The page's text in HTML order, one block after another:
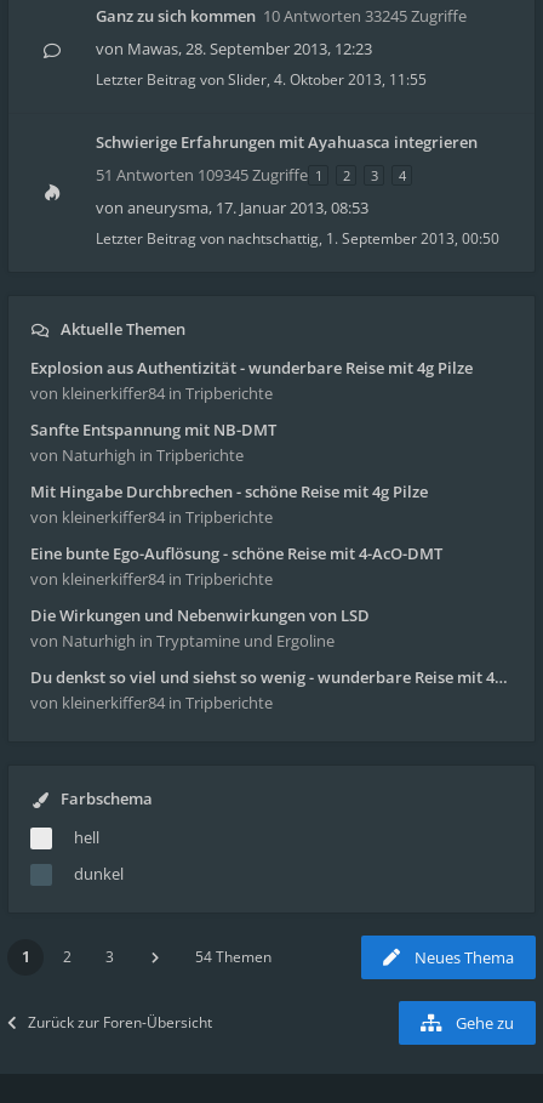
Ganz zu sich kommen 10 Antworten 33245 Zugriffe
von Mawas,28. September 2013, 12:23
Letzter Beitrag vonSlider, 4. Oktober 2013, 11:55
Schwierige Erfahrungen mit Ayahuasca integrieren
51 Antworten 109345 Zugriffe 1 2 3 4
von aneurysma, 17. Januar 2013, 08:53
Letzter Beitrag von nachtschattig, 1. September 2013, 00:50
Aktuelle Themen
Explosion aus Authentizität - wunderbare Reise mit 4g Pilze
von kleinerkiffer84 in Tripberichte
Sanfte Entspannung mit NB-DMT
von Naturhigh in Tripberichte
Mit Hingabe Durchbrechen - schöne Reise mit 4g Pilze
von kleinerkiffer84 in Tripberichte
Eine bunte Ego-Auflösung - schöne Reise mit 4-AcO-DMT
von kleinerkiffer84 in Tripberichte
Die Wirkungen und Nebenwirkungen von LSD
von Naturhigh in Tryptamine und Ergoline
Du denkst so viel und siehst so wenig - wunderbare Reise mit 4g Pilze
von kleinerkiffer84 in Tripberichte
Farbschema
hell
dunkel
Neues Thema
1 2 3 54 Themen
Zurück zur Foren-Übersicht Gehe zu